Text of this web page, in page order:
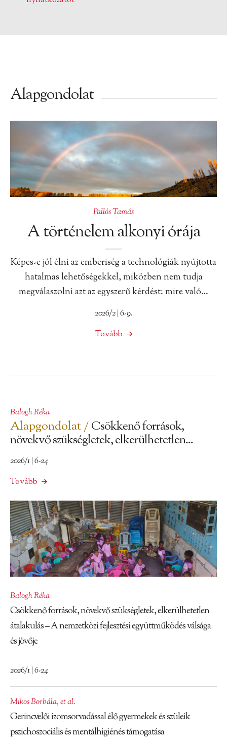
Alapgondolat
Pallós Tamás
A történelem alkonyi órája
Képes-e jól élni az emberiség a technológiák nyújtotta
hatalmas lehetőségekkel, miközben nem tudja
megválaszolni azt az egyszerű kérdést: mire való…
2026/2 | 6-9.
Tovább
Balogh Réka
Alapgondolat /Csökkenő források,
növekvő szükségletek, elkerülhetetlen...
2026/1 | 6-24
Tovább
Balogh Réka
Csökkenő források, növekvő szükségletek, elkerülhetetlen
átalakulás – A nemzetközi fejlesztési együttműködés válsága
és jövője
2026/1 | 6-24
Mikos Borbála,et al.
Gerincvelői izomsorvadással élő gyermekek és szüleik
pszichoszociális és mentálhigiénés támogatása